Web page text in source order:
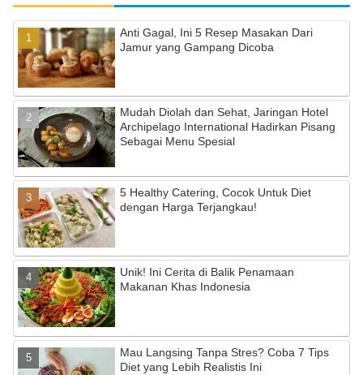
Anti Gagal, Ini 5 Resep Masakan Dari
Jamur yang Gampang Dicoba
Mudah Diolah dan Sehat, Jaringan Hotel
Archipelago International Hadirkan Pisang
Sebagai Menu Spesial
5 Healthy Catering, Cocok Untuk Diet
dengan Harga Terjangkau!
Unik! Ini Cerita di Balik Penamaan
Makanan Khas Indonesia
Mau Langsing Tanpa Stres? Coba 7 Tips
Diet yang Lebih Realistis Ini